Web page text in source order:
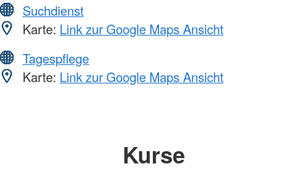
Suchdienst
Karte: Link zur Google Maps Ansicht
Tagespflege
Karte: Link zur Google Maps Ansicht
Kurse